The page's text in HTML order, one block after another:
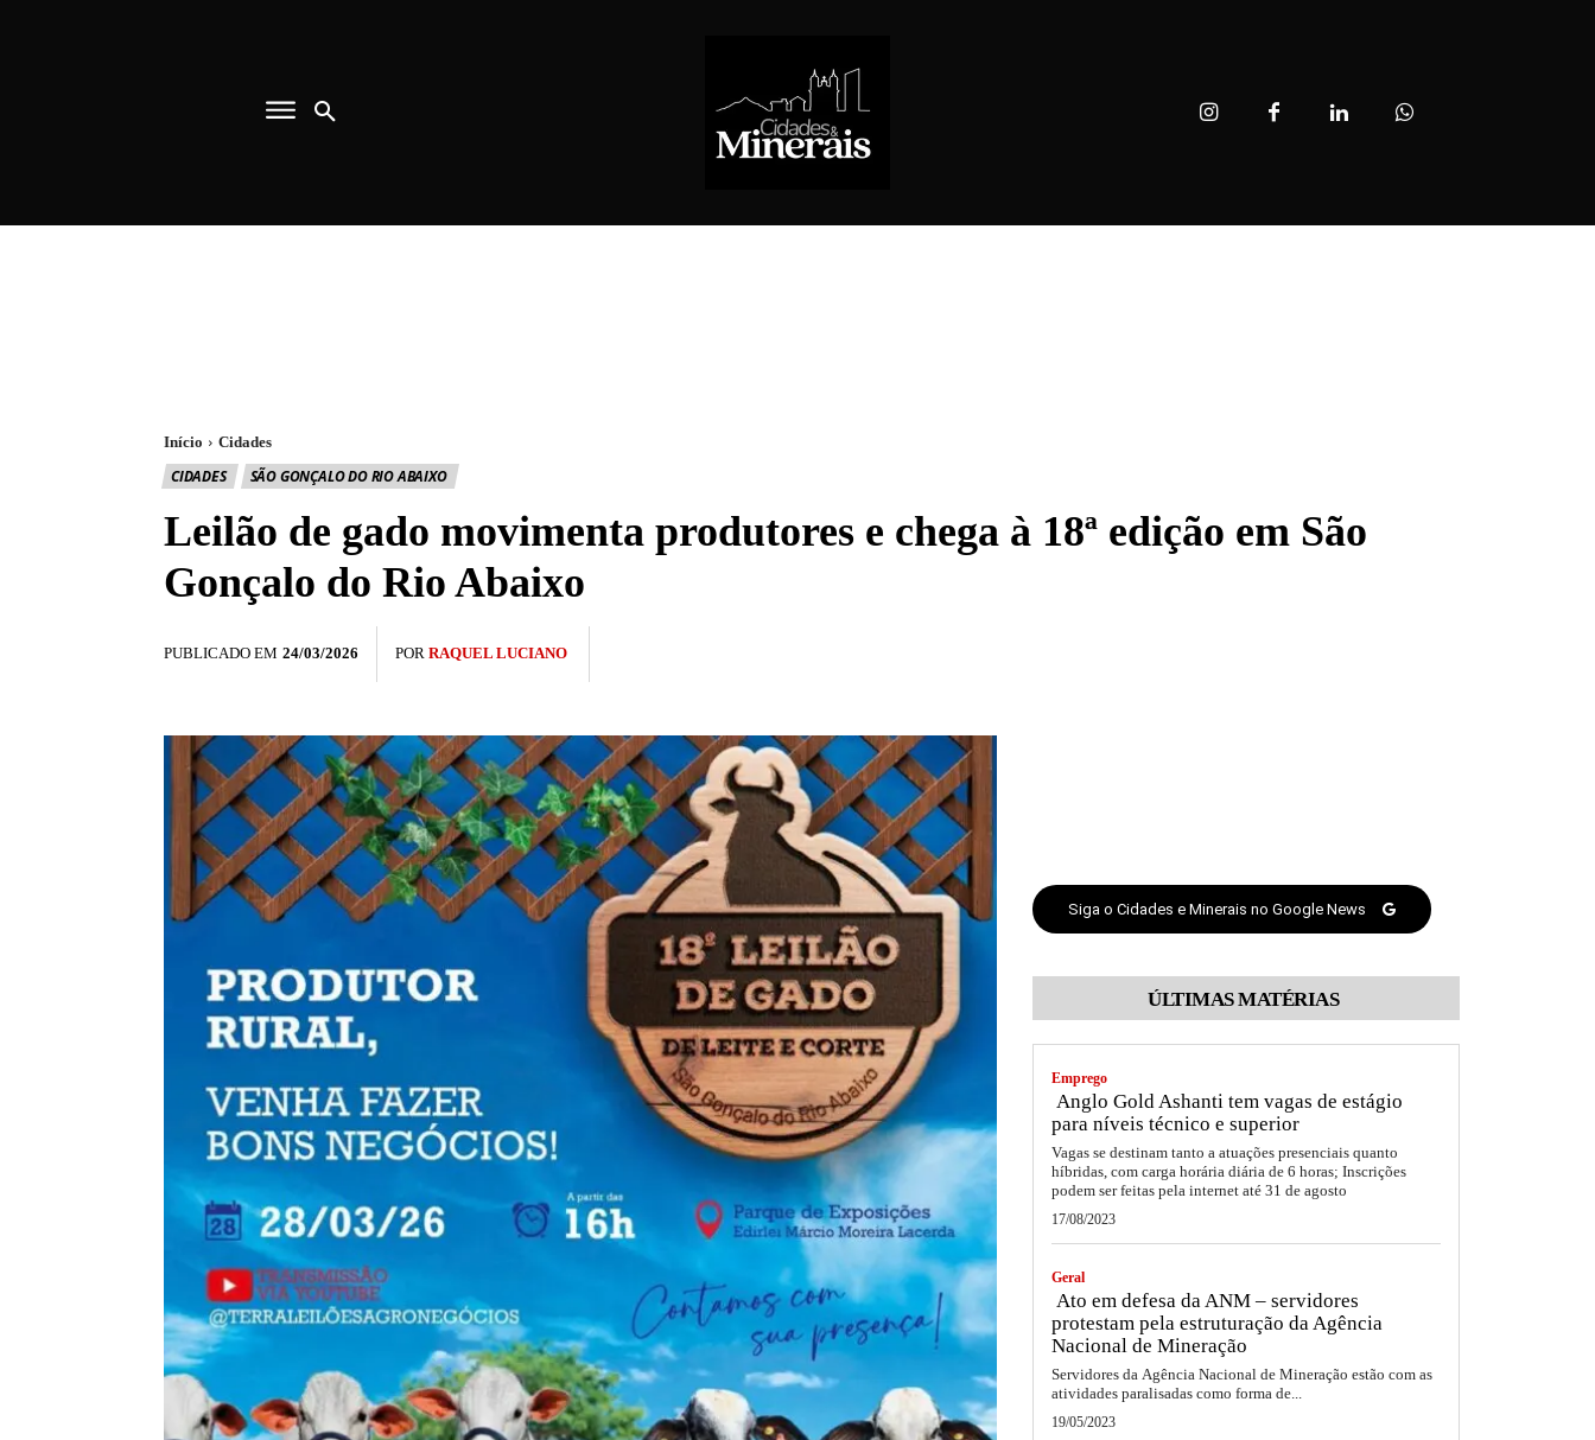
Início Cidades
CIDADES SÃO GONÇALO DO RIO ABAIXO
Leilão de gado movimenta produtores e chega à 18ª edição em São
Gonçalo do Rio Abaixo
PUBLICADO EM 24/03/2026 POR RAQUEL LUCIANO
Siga o Cidades e Minerais no Google News
ÚLTIMAS MATÉRIAS
Emprego
Anglo Gold Ashanti tem vagas de estágio
para níveis técnico e superior
Vagas se destinam tanto a atuações presenciais quanto
híbridas, com carga horária diária de 6 horas; Inscrições
podem ser feitas pela internet até 31 de agosto
17/08/2023
Geral
Ato em defesa da ANM – servidores
protestam pela estruturação da Agência
Nacional de Mineração
Servidores da Agência Nacional de Mineração estão com as
atividades paralisadas como forma de...
19/05/2023